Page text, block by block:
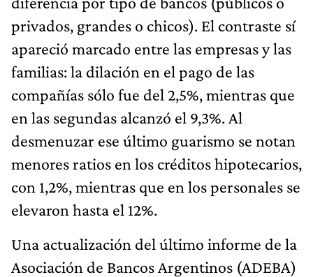
privados, grandes o chicos). El contraste sí
apareció marcado entre las empresas y las
familias: la dilación en el pago de las
compañías sólo fue del 2,5%, mientras que
en las segundas alcanzó el 9,3%. Al
desmenuzar ese último guarismo se notan
menores ratios en los créditos hipotecarios,
con 1,2%, mientras que en los personales se
elevaron hasta el 12%.
Una actualización del último informe de la
Asociación de Bancos Argentinos (ADEBA)